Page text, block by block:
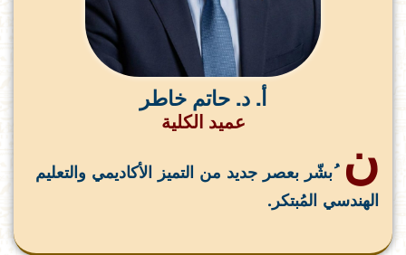
أ. د. حاتم خاطر
عميد الكلية
ن
ُبشّر بعصر جديد من التميز الأكاديمي والتعليم
الهندسي المُبتكر.